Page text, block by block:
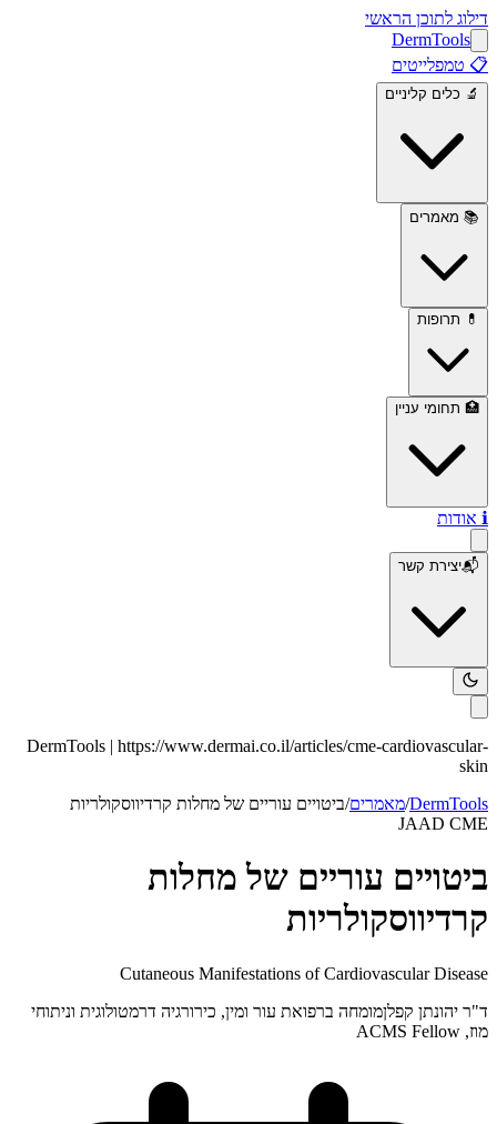
דילוג לתוכן הראשי
DermTools
📋 טמפלייטים
🔬 כלים קליניים
📚 מאמרים
💊 תרופות
🏥 תחומי עניין
ℹ️ אודות
📬יצירת קשר
DermTools | https://www.dermai.co.il/articles/cme-cardiovascular-
skin
DermTools
/מאמרים/ביטויים עוריים של מחלות קרדיווסקולריות
JAAD CME
ביטויים עוריים של מחלות
קרדיווסקולריות
Cutaneous Manifestations of Cardiovascular Disease
ד"ר יהונתן קפלןמומחה ברפואת עור ומין, כירורגיה דרמטולוגית וניתוחי
מוז, ACMS Fellow